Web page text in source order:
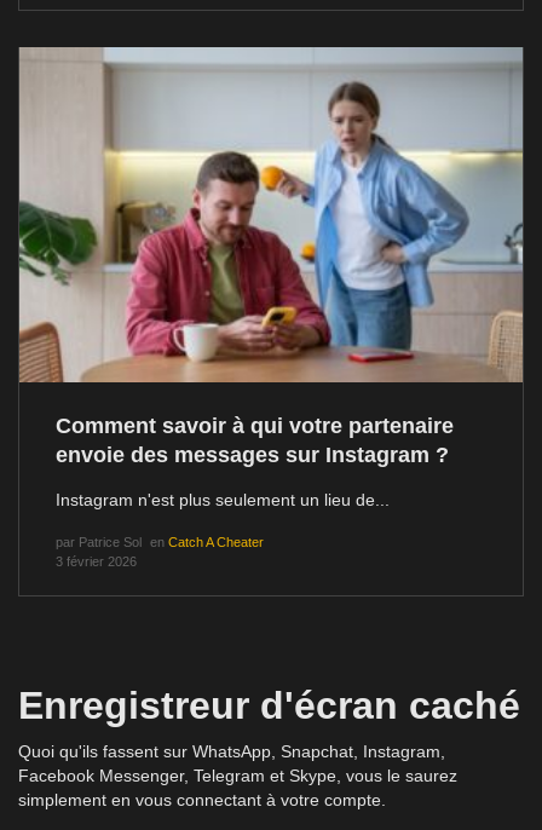
Comment savoir à qui votre partenaire
envoie des messages sur Instagram ?
Instagram n'est plus seulement un lieu de...
par Patrice Sol en Catch A Cheater
3 février 2026
Enregistreur d'écran caché
Quoi qu'ils fassent sur WhatsApp, Snapchat, Instagram,
Facebook Messenger, Telegram et Skype, vous le saurez
simplement en vous connectant à votre compte.